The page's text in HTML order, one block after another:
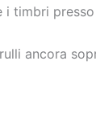
ancora